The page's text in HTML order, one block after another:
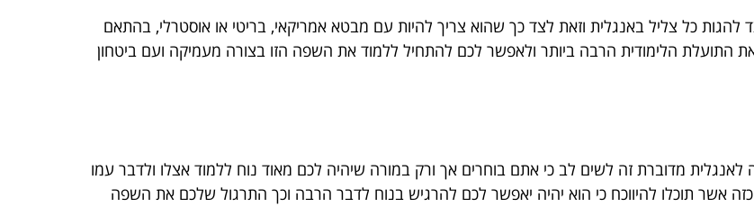
להגות כל צליל באנגלית וזאת לצד כך שהוא צריך להיות עם מבטא אמריקאי, בריטי או אוסטרלי, בהתאם
התועלת הלימודית הרבה ביותר ולאפשר לכם להתחיל ללמוד את השפה הזו בצורה מעמיקה ועם ביטחון
מדוברת זה לשים לב כי אתם בוחרים אך ורק במורה שיהיה לכם מאוד נוח ללמוד אצלו ולדבר עמו
אשר תוכלו להיווכח כי הוא יהיה יאפשר לכם להרגיש בנוח לדבר הרבה וכך התרגול שלכם את השפה